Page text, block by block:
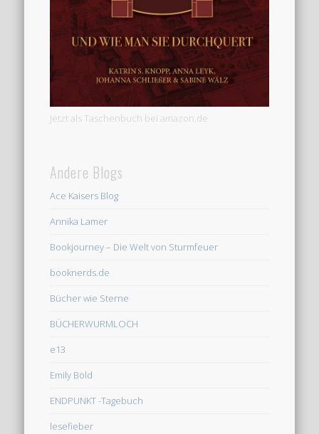
Jetzt als Taschenbuch bei amazon.de
Andere Blogs
Ace Kaisers Blog
Annika Lamer
Bookjourney – Die Welt von Sturmfeuer
booknerds.de
Bücher wie Sterne
BÜCHERWURMLOCH
e13
Emily Bold
ENDPUNKT -Tagebuch
lesefieber